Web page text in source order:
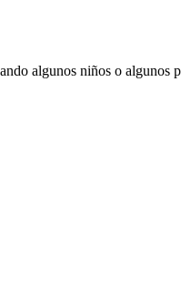
algunos niños o